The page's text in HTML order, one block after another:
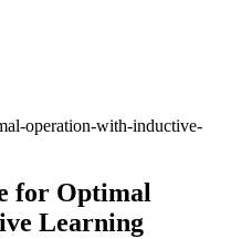
operation-with-inductive-
for Optimal
Learning